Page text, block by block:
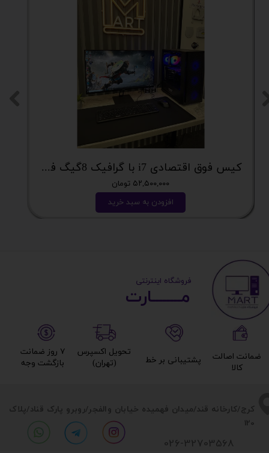
کیس فوق اقتصادی i7 با گرافیک 8گیگ فوق اکونومی کد 2162
۵۲,۵۰۰,۰۰۰ تومان
افزودن به سبد خرید
​​کرج/کارخانه قند/میدان فهمیده خیابان والفجر/روبرو پارک قناد/پلاک
120
026-32703568
مــــــــارت​​​​​​
​ ​فروشگاه اینترنتی
۷ روز ضمانت
بازگشت وجه​​​​​​​
تحویل اکسپرس
(تهران)​​​​​​​
پشتیبانی بر خط​​​​​​​
ضمانت اصالت
کالا​​​​​​​